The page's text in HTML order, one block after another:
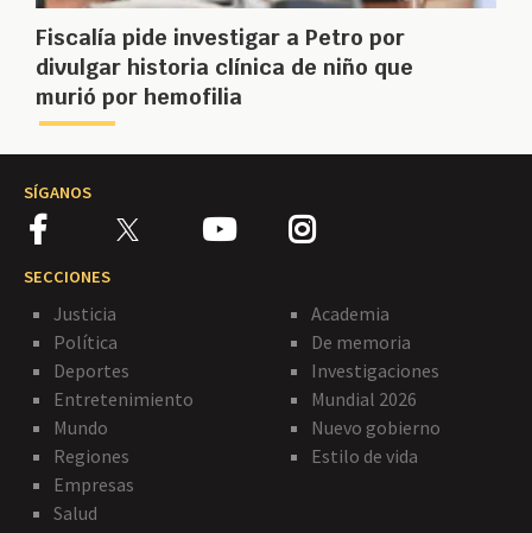
Fiscalía pide investigar a Petro por
divulgar historia clínica de niño que
murió por hemofilia
SÍGANOS
SECCIONES
Justicia
Política
Deportes
Entretenimiento
Mundo
Regiones
Empresas
Salud
Academia
De memoria
Investigaciones
Mundial 2026
Nuevo gobierno
Estilo de vida